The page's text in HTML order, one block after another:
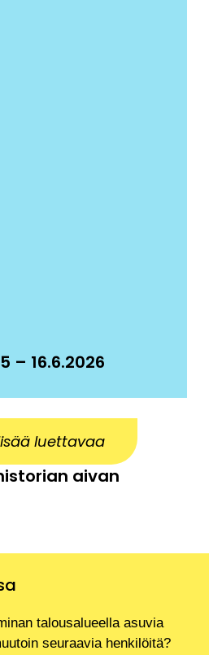
– 16.6.2026
luettavaa
aivan
talousalueella asuvia
seuraavia henkilöitä?